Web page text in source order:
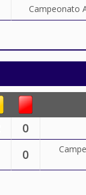
Campeonato
0
0